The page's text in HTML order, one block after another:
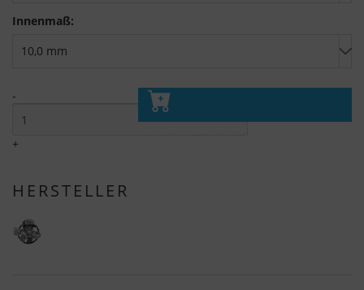
Innenmaß:
-
+
In den Warenkorb
HERSTELLER